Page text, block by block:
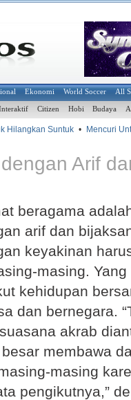
Ekonomi World Soccer All
Citizen Hobi Budaya
Suntuk • Mencuri
Arif
beragama
arif dan
keyakinan
masing.
kehidupan
dan bernegara.
akrab
membawa
masing
pengikutnya,”